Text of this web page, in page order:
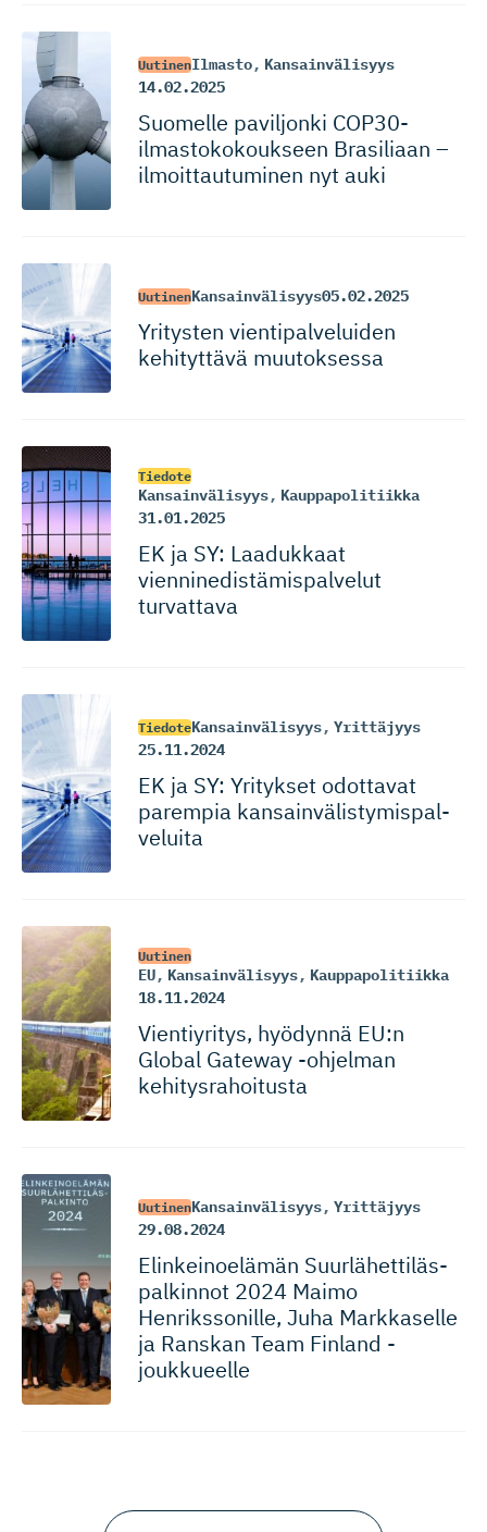
UutinenIlmasto, Kansainvälisyys
14.02.2025
Suomelle paviljonki COP30-
ilmas­to­ko­koukseen Brasiliaan –
ilmoittau­tuminen nyt auki
UutinenKansainvälisyys05.02.2025
Yritysten vientipal­ve­luiden
kehityttävä muutoksessa
Tiedote
Kansainvälisyys, Kauppapolitiikka
31.01.2025
EK ja SY: Laadukkaat
vienninedis­tä­mis­palvelut
turvattava
TiedoteKansainvälisyys, Yrittäjyys
25.11.2024
EK ja SY: Yritykset odottavat
parempia kansainvä­lis­ty­mis­pal­
veluita
Uutinen
EU, Kansainvälisyys, Kauppapolitiikka
18.11.2024
Vientiyritys, hyödynnä EU:n
Global Gateway -ohjelman
kehitysra­hoitusta
UutinenKansainvälisyys, Yrittäjyys
29.08.2024
Elinkeinoelämän Suurlähet­ti­läs­
pal­kinnot 2024 Maimo
Henriksso­nille, Juha Markkaselle
ja Ranskan Team Finland -
joukkueelle